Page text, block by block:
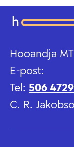
Hooandja
E-post:
Tel: 506 4729
C. R.